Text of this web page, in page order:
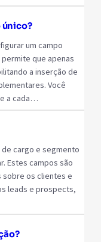
único?
um campo
que apenas
a inserção de
Você
a cada…
cargo e segmento
Estes campos são
sobre os clientes e
leads e prospects,